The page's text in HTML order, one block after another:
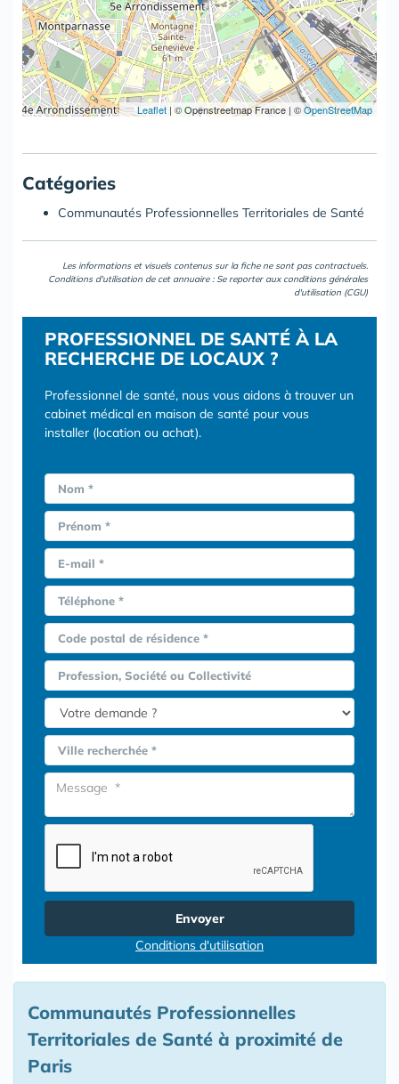
Leaflet |© Openstreetmap France | ©OpenStreetMap
Catégories
Communautés Professionnelles Territoriales de Santé
Les informations et visuels contenus sur la fiche ne sont pas contractuels.
Conditions d'utilisation de cet annuaire : Se reporter aux conditions générales
d'utilisation (CGU)
PROFESSIONNEL DE SANTÉ À LA
RECHERCHE DE LOCAUX ?
Professionnel de santé, nous vous aidons à trouver un
cabinet médical en maison de santé pour vous
installer (location ou achat).
Nom *
Prénom *
E-mail *
Téléphone *
Code postal de résidence *
Profession, Société ou Collectivité
Ville recherchée *
Envoyer
Conditions d'utilisation
Communautés Professionnelles
Territoriales de Santé à proximité de
Paris